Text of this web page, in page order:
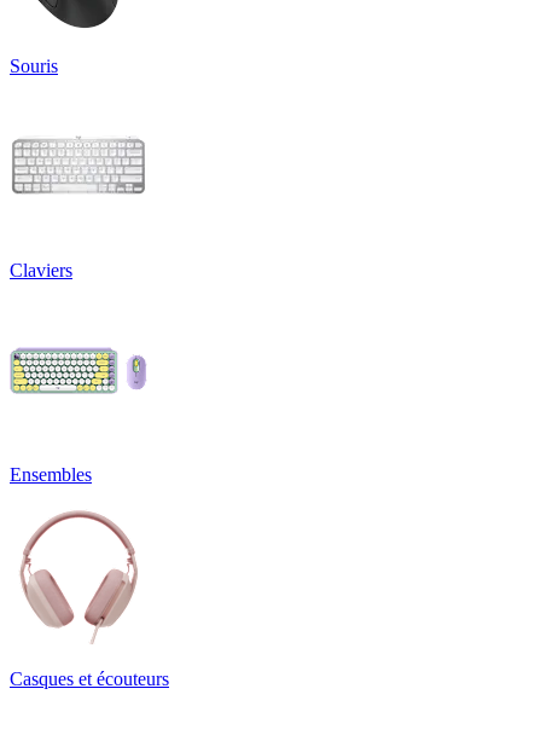
Souris
Claviers
Ensembles
Casques et écouteurs